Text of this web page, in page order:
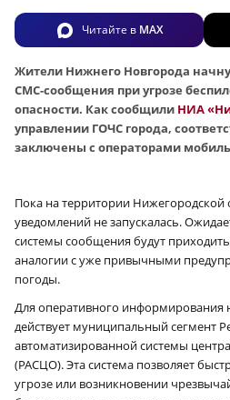
Читайте в MAX
Жители Нижнего Новгорода
СМС-сообщения при угрозе
опасности. Как сообщили НИА
управлении ГОЧС города,
заключены с операторами
Пока на территории Нижегородской
уведомлений не запускалась.
системы сообщения будут
аналогии с уже привычными
погоды.
Для оперативного информирования
действует муниципальный сегмент
автоматизированной системы
(РАСЦО). Эта система позволяет
угрозе или возникновении